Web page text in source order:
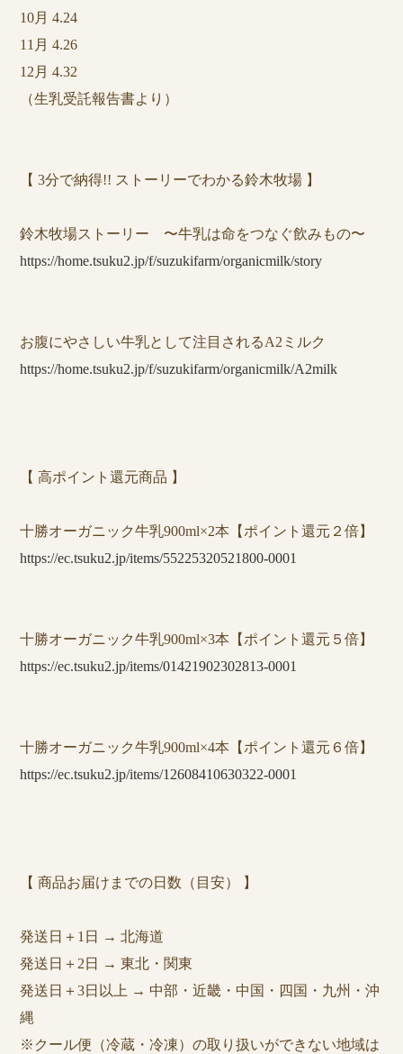
10月 4.24
11月 4.26
12月 4.32
（生乳受託報告書より）
【 3分で納得!! ストーリーでわかる鈴木牧場 】
鈴木牧場ストーリー 〜牛乳は命をつなぐ飲みもの〜
https://home.tsuku2.jp/f/suzukifarm/organicmilk/story
お腹にやさしい牛乳として注目されるA2ミルク
https://home.tsuku2.jp/f/suzukifarm/organicmilk/A2milk
【 高ポイント還元商品 】
十勝オーガニック牛乳900ml×2本【ポイント還元２倍】
https://ec.tsuku2.jp/items/55225320521800-0001
十勝オーガニック牛乳900ml×3本【ポイント還元５倍】
https://ec.tsuku2.jp/items/01421902302813-0001
十勝オーガニック牛乳900ml×4本【ポイント還元６倍】
https://ec.tsuku2.jp/items/12608410630322-0001
【 商品お届けまでの日数（目安） 】
発送日＋1日 → 北海道
発送日＋2日 → 東北・関東
発送日＋3日以上 → 中部・近畿・中国・四国・九州・沖
縄
※クール便（冷蔵・冷凍）の取り扱いができない地域は